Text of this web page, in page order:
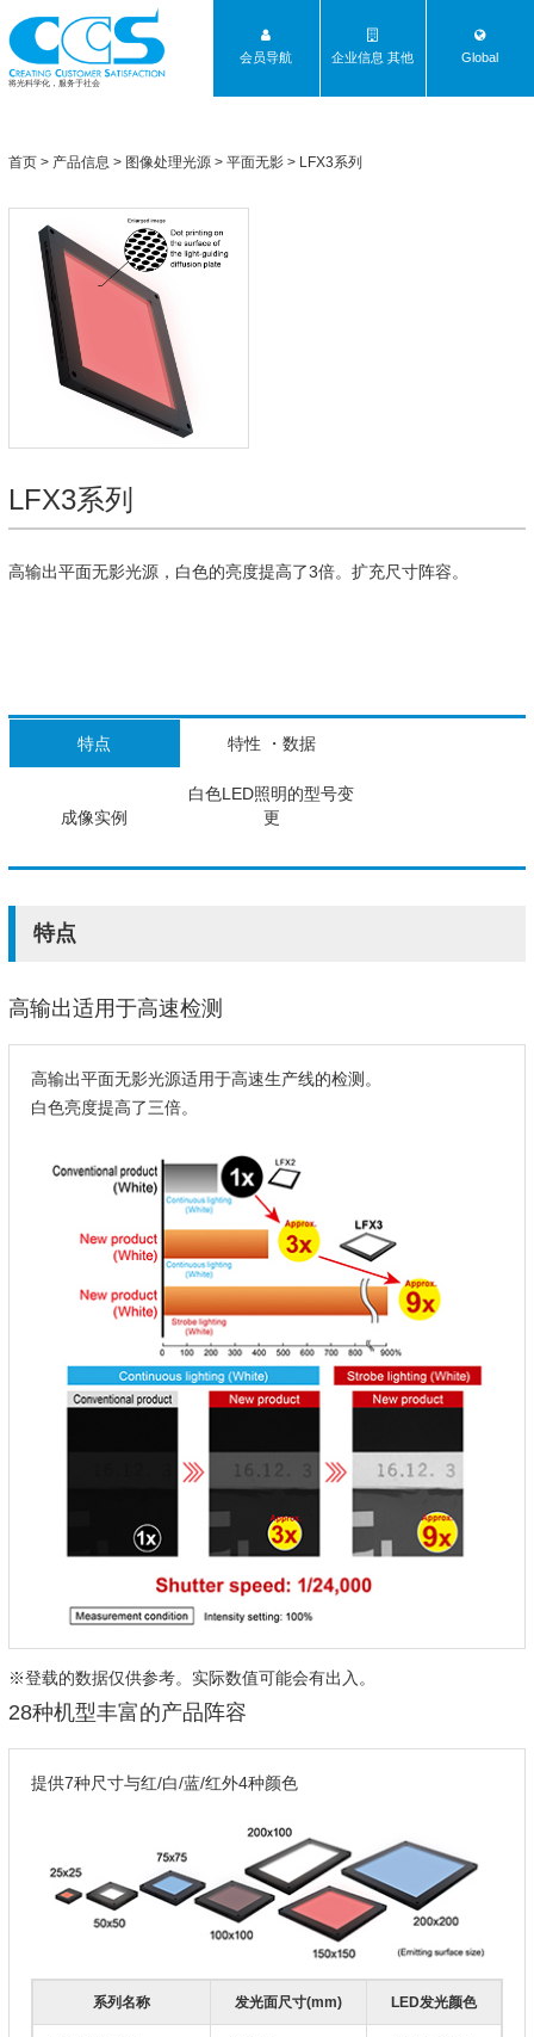
将光科学化，服务于社会
会员导航 企业信息 其他 Global
首页 > 产品信息 > 图像处理光源 > 平面无影 > LFX3系列
LFX3系列
高输出平面无影光源，白色的亮度提高了3倍。扩充尺寸阵容。
特点 特性 ・数据
成像实例
白色LED照明的型号变
更
特点
高输出适用于高速检测
高输出平面无影光源适用于高速生产线的检测。
白色亮度提高了三倍。
※登载的数据仅供参考。实际数值可能会有出入。
28种机型丰富的产品阵容
提供7种尺寸与红/白/蓝/红外4种颜色
系列名称 发光面尺寸(mm) LED发光颜色